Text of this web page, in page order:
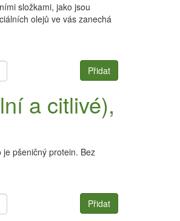
složkami, jako jsou
olejů ve vás zanechá
Přidat
a citlivé),
pšeničný protein. Bez
Přidat